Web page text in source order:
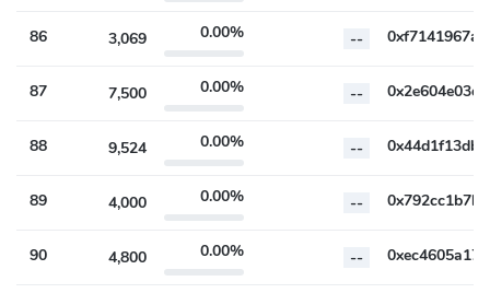
86 3,069 0.00% --
87 7,500 0.00% --
88 9,524 0.00% --
89 4,000 0.00% --
90 4,800 0.00% --